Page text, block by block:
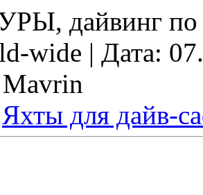
дайвинг по
wide | Дата:
Яхты для дайв-